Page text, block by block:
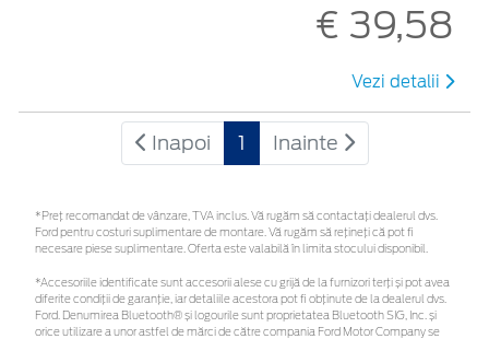
€ 39,58
Vezi detalii
Inapoi 1 Inainte
*Preţ recomandat de vânzare, TVA inclus. Vă rugăm să contactaţi dealerul dvs.
Ford pentru costuri suplimentare de montare. Vă rugăm să rețineți că pot fi
necesare piese suplimentare. Oferta este valabilă în limita stocului disponibil.
*Accesoriile identificate sunt accesorii alese cu grijă de la furnizori terți și pot avea
diferite condiții de garanție, iar detaliile acestora pot fi obținute de la dealerul dvs.
Ford. Denumirea Bluetooth® și logourile sunt proprietatea Bluetooth SIG, Inc. și
orice utilizare a unor astfel de mărci de către compania Ford Motor Company se